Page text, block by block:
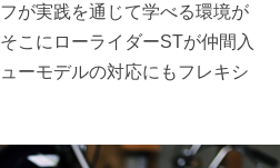
が実践を通じて学べる環境が
こにローライダーSTが仲間入
ーモデルの対応にもフレキシ